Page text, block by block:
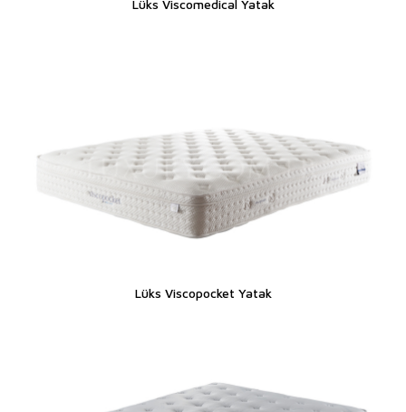
Lüks Viscomedical Yatak
Lüks Viscopocket Yatak